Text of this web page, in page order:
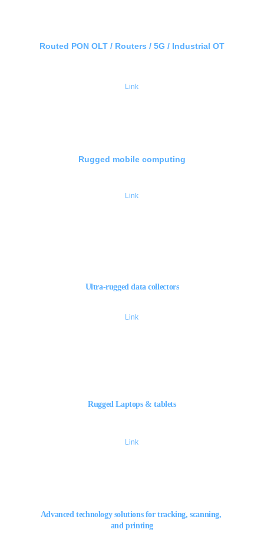
Rugged mobile computing
Link
Routed PON OLT / Routers / 5G / Industrial OT
Link
Rugged Laptops & tablets
Link
Ultra-rugged data collectors
Link
Advanced technology solutions for tracking, scanning,
and printing